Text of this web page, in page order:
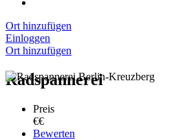
Ort hinzufügen
Einloggen
Ort hinzufügen
Radspannerei
Preis
€€
Bewerten